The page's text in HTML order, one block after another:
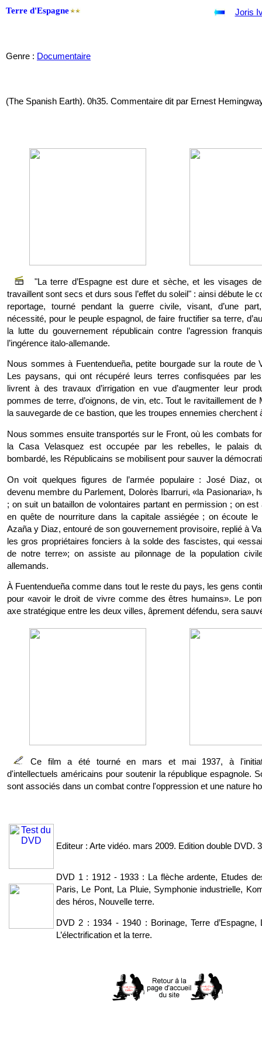
Terre d'Espagne
"La terre d’Espagne est dure et sèche, et les visages
travaillent sont secs et durs sous l’effet du soleil" : ainsi débute le
reportage, tourné pendant la guerre civile, visant, d’une
nécessité, pour le peuple espagnol, de faire fructifier sa terre,
la lutte du gouvernement républicain contre l’agression
l’ingérence italo-allemande.
Nous sommes à Fuentendueña, petite bourgade sur la route de
Les paysans, qui ont récupéré leurs terres confisquées par les
livrent à des travaux d’irrigation en vue d’augmenter leur
pommes de terre, d’oignons, de vin, etc. Tout le ravitaillement de
la sauvegarde de ce bastion, que les troupes ennemies cherchent
Nous sommes ensuite transportés sur le Front, où les combats
la Casa Velasquez est occupée par les rebelles, le palais
bombardé, les Républicains se mobilisent pour sauver la
On voit quelques figures de l’armée populaire : José Diaz,
devenu membre du Parlement, Dolorès Ibarruri, «la Pasionaria»,
; on suit un bataillon de volontaires partant en permission ; on
en quête de nourriture dans la capitale assiégée ; on écoute le
Azaña y Diaz, entouré de son gouvernement provisoire, replié à
les gros propriétaires fonciers à la solde des fascistes, qui
de notre terre»; on assiste au pilonnage de la population
allemands.
À Fuentendueña comme dans tout le reste du pays, les gens
pour «avoir le droit de vivre comme des êtres humains». Le
axe stratégique entre les deux villes, âprement défendu, sera
Ce film a été tourné en mars et mai 1937, à
d'intellectuels américains pour soutenir la république espagnole.
sont associés dans un combat contre l'oppression et une nature
Editeur : Arte vidéo. mars 2009. Edition double DVD.
DVD 1 : 1912 - 1933 : La flèche ardente, Etudes
Paris, Le Pont, La Pluie, Symphonie industrielle,
des héros, Nouvelle terre.
DVD 2 : 1934 - 1940 : Borinage, Terre d’Espagne,
L’électrification et la terre.
(The Spanish Earth). 0h35. Commentaire dit par Ernest
Genre : Documentaire
Joris